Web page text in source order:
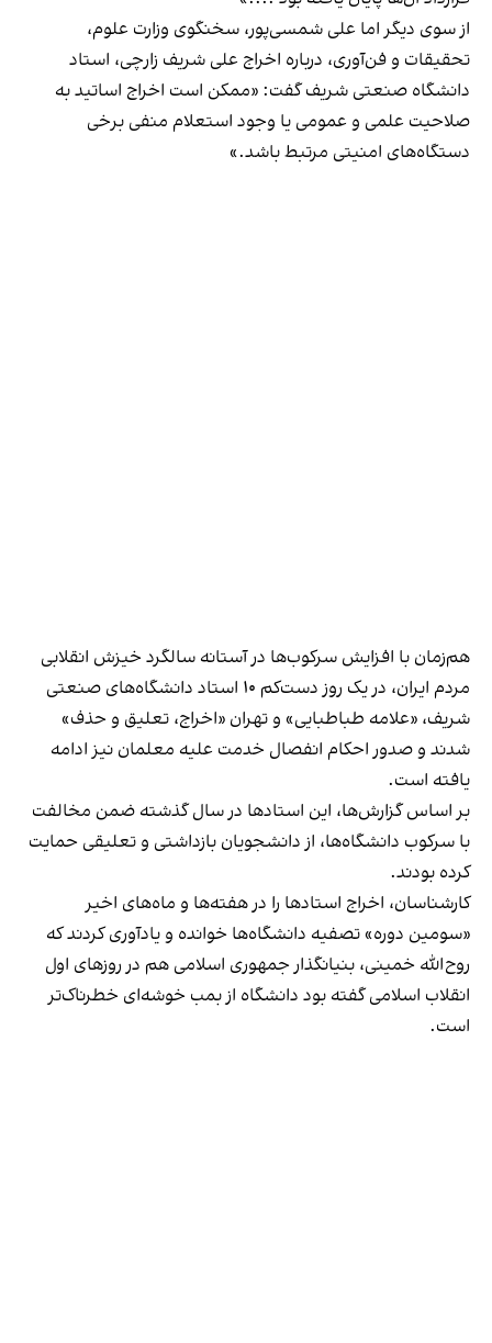
از سوی دیگر اما علی شمسی‌پور، سخنگوی وزارت علوم،
تحقیقات و فن‌آوری، درباره اخراج علی شریف‌ زارچی، استاد
دانشگاه صنعتی شریف گفت: «ممکن است اخراج اساتید به
صلاحیت علمی و عمومی یا وجود استعلام منفی برخی
دستگاه‌های امنیتی مرتبط باشد.»
هم‌زمان با افزایش سرکوب‌‌ها در آستانه سالگرد خیزش انقلابی
مردم ایران، در یک روز دست‌کم ۱۰ استاد دانشگاه‌های صنعتی
شریف، «علامه طباطبایی» و تهران «اخراج، تعلیق و حذف»
شدند و صدور احکام انفصال خدمت علیه معلمان نیز ادامه
یافته است.
بر اساس گزارش‌ها، این استادها در سال گذشته ضمن مخالفت
با سرکوب دانشگاه‌ها، از دانشجویان بازداشتی و تعلیقی حمایت
کرده‌ بودند.
کارشناسان، اخراج استادها را در هفته‌ها و ماه‌های اخیر
«سومین دوره» تصفیه دانشگاه‌ها خوانده و یادآوری کردند که
روح‌الله خمینی، بنیانگذار جمهوری اسلامی هم در روزهای اول
انقلاب اسلامی گفته بود دانشگاه از بمب خوشه‌ای خطرناک‌تر
است.